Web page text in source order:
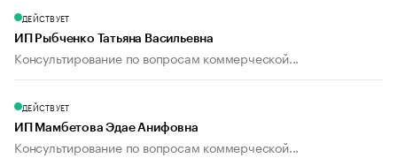
ДЕЙСТВУЕТ
ИП Рыбченко Татьяна Васильевна
Консультирование по вопросам коммерческой...
ДЕЙСТВУЕТ
ИП Мамбетова Эдае Анифовна
Консультирование по вопросам коммерческой...